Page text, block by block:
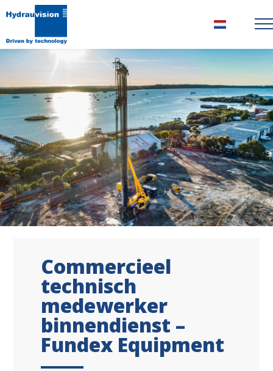
Nederlands
Commercieel
technisch
medewerker
binnendienst –
Fundex Equipment